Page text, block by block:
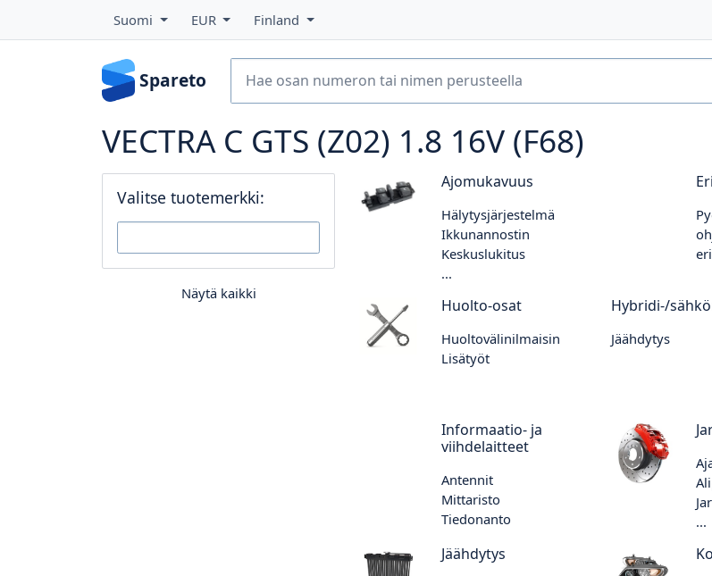
Suomi EUR Finland
Spareto
VECTRA C GTS (Z02) 1.8 16V (F68)
Valitse tuotemerkki:
Näytä kaikki
Ajomukavuus
Hälytysjärjestelmä
Ikkunannostin
Keskuslukitus
...
Huolto-osat
Huoltovälinilmaisin
Lisätyöt
Hybridi-/
Jäähdytys
Informaatio- ja
viihdelaitteet
Antennit
Mittaristo
Tiedonanto
...
Jäähdytys